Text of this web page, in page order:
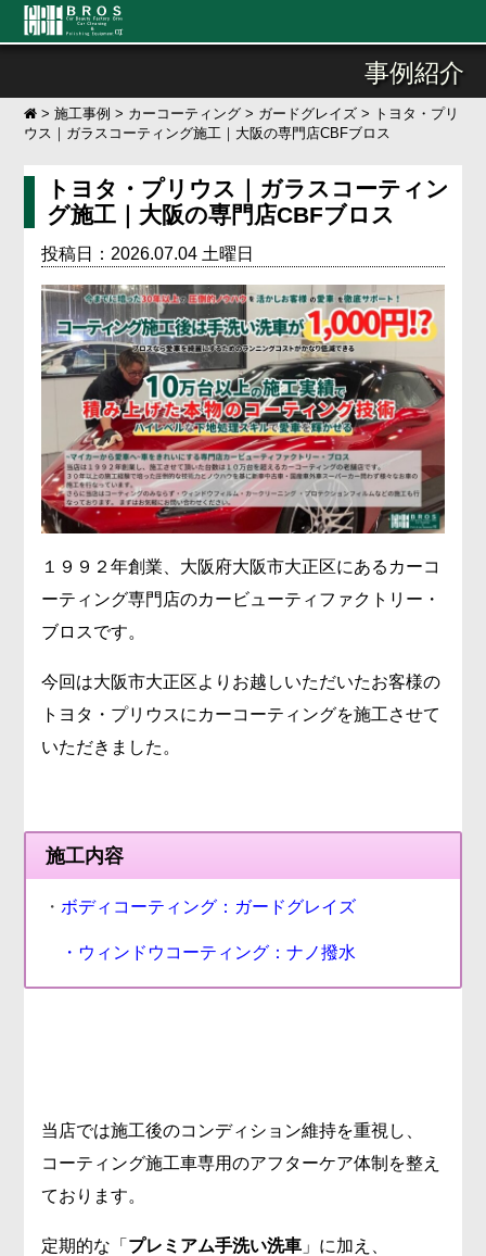
事例紹介
>施工事例 > カーコーティング > ガードグレイズ > トヨタ・プリ
ウス｜ガラスコーティング施工｜大阪の専門店CBFブロス
トヨタ・プリウス｜ガラスコーティン
グ施工｜大阪の専門店CBFブロス
投稿日：2026.07.04 土曜日
１９９２年創業、大阪府大阪市大正区にあるカーコ
ーティング専門店のカービューティファクトリー・
ブロスです。
今回は大阪市大正区よりお越しいただいたお客様の
トヨタ・プリウスにカーコーティングを施工させて
いただきました。
施工内容
・ ボディコーティング：ガードグレイズ
・ウィンドウコーティング：ナノ撥水
当店では施工後のコンディション維持を重視し、
コーティング施工車専用のアフターケア体制を整え
ております。
定期的な「 プレミアム手洗い洗車 」に加え、